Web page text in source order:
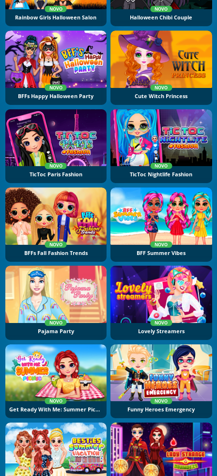
NOVO
Rainbow Girls Halloween Salon
NOVO
Halloween Chibi Couple
NOVO
BFFs Happy Halloween Party
NOVO
Cute Witch Princess
NOVO
TicToc Paris Fashion
NOVO
TicToc Nightlife Fashion
NOVO
BFFs Fall Fashion Trends
NOVO
BFF Summer Vibes
NOVO
Pajama Party
NOVO
Lovely Streamers
NOVO
Get Ready With Me: Summer Picnic
NOVO
Funny Heroes Emergency